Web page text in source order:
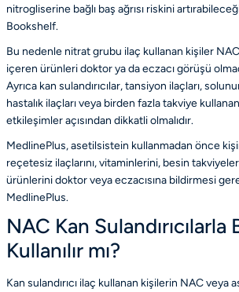
nitrogliserine bağlı baş ağrısı riskini
Bookshelf.
Bu nedenle nitrat grubu ilaç kullanan kişiler
içeren ürünleri doktor ya da eczacı görüşü
Ayrıca kan sulandırıcılar, tansiyon ilaçları,
hastalık ilaçları veya birden fazla takviye
etkileşimler açısından dikkatli olmalıdır.
MedlinePlus, asetilsistein kullanmadan önce
reçetesiz ilaçlarını, vitaminlerini, besin
ürünlerini doktor veya eczacısına bildirmesi
MedlinePlus.
NAC Kan Sulandırıcılarla
Kullanılır mı?
Kan sulandırıcı ilaç kullanan kişilerin NAC veya